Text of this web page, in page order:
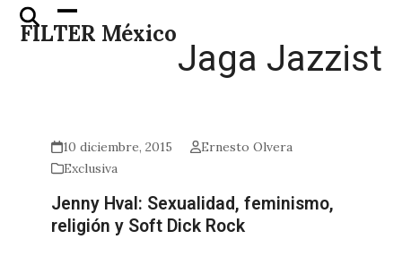
Skip
FILTER México
Open
mobile
Close
mobile
Jaga Jazzist
10 diciembre, 2015
Ernesto Olvera
Exclusiva
Jenny Hval: Sexualidad, feminismo,
religión y Soft Dick Rock